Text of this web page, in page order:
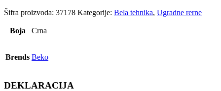
Šifra proizvoda: 37178 Kategorije: Bela tehnika, Ugradne rerne
Boja Crna
Brends Beko
DEKLARACIJA